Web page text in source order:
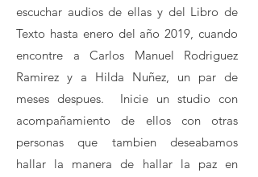
escuchar audios de ellas y del Libro de
Texto hasta enero del año 2019, cuando
encontre a Carlos Manuel Rodriguez
Ramirez y a Hilda Nuñez, un par de
meses despues. Inicie un studio con
acompañamiento de ellos con otras
personas que tambien deseabamos
hallar la manera de hallar la paz en